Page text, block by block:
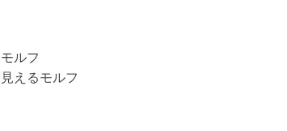
ルフ
えるモルフ